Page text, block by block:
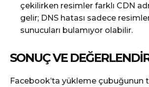
çekilirken resimler farklı CDN
gelir; DNS hatası sadece
sunucuları bulamıyor olabilir.
SONUÇ VE
Facebook’ta yükleme çubuğunun